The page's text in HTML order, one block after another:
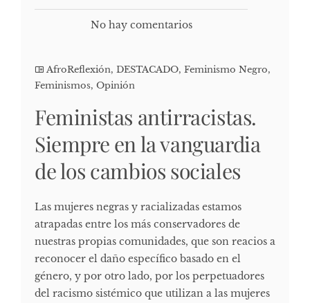
No hay comentarios
AfroReflexión, DESTACADO, Feminismo Negro,
Feminismos, Opinión
Feministas antirracistas.
Siempre en la vanguardia
de los cambios sociales
Las mujeres negras y racializadas estamos
atrapadas entre los más conservadores de
nuestras propias comunidades, que son reacios a
reconocer el daño específico basado en el
género, y por otro lado, por los perpetuadores
del racismo sistémico que utilizan a las mujeres